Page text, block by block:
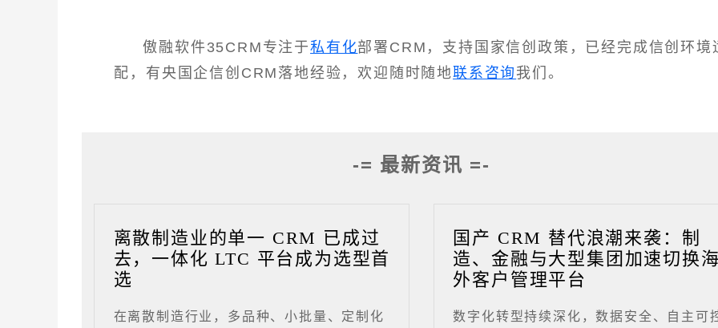
傲融软件35CRM专注于私有化部署CRM，支持国家信创政策，已经完成信创环境
配，有央国企信创CRM落地经验，欢迎随时随地联系咨询 我们。
-= 最新资讯 =-
离散制造业的单一 CRM 已成过
去，一体化 LTC 平台成为选型首
选
在离散制造行业，多品种、小批量、定制化
国产 CRM 替代浪潮来袭：制
造、金融与大型集团加速切换
外客户管理平台
数字化转型持续深化，数据安全、自主可